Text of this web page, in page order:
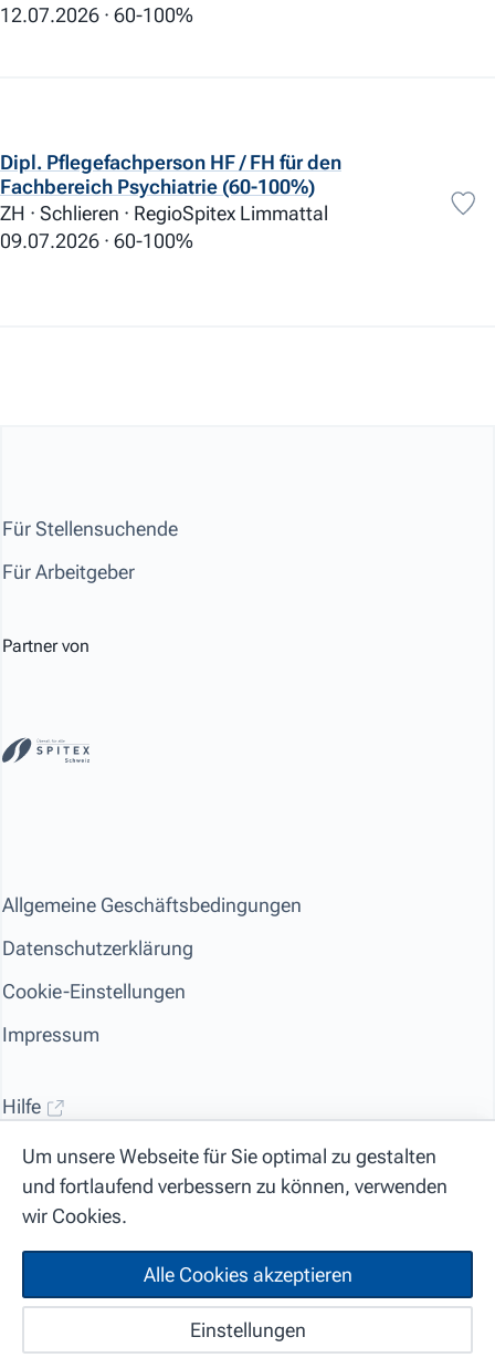
12.07.2026
60-100%
Dipl. Pflegefachperson HF / FH für den
Fachbereich Psychiatrie (60-100%)
ZH · Schlieren · RegioSpitex Limmattal
09.07.2026
60-100%
Für Stellensuchende
Für Arbeitgeber
Partner von
Allgemeine Geschäftsbedingungen
Datenschutzerklärung
Cookie-Einstellungen
Impressum
Hilfe
Kontakt
Home Jobs Anmelden
Um unsere Webseite für Sie optimal zu gestalten
und fortlaufend verbessern zu können, verwenden
wir Cookies.
Alle Cookies akzeptieren
Einstellungen